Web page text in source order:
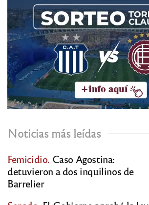
Noticias más leídas
Femicidio. Caso Agostina:
detuvieron a dos inquilinos de
Barrelier